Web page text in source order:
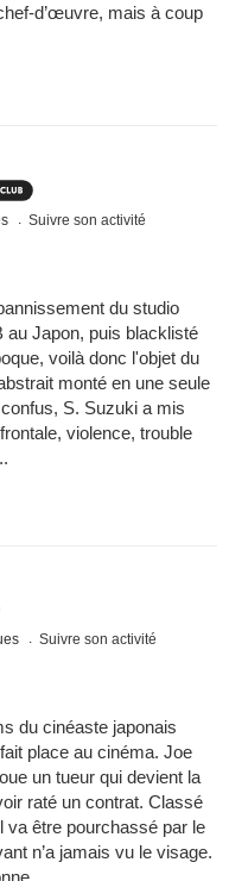
d’œuvre, mais à coup
Suivre son activité
du studio
Japon, puis blacklisté
voilà donc l'objet du
monté en une seule
S. Suzuki a mis
violence, trouble
Suivre son activité
du cinéaste japonais
place au cinéma. Joe
un tueur qui devient la
raté un contrat. Classé
va être pourchassé par le
n’a jamais vu le visage.
...